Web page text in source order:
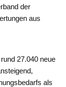
der
aus
27.040 neue
als